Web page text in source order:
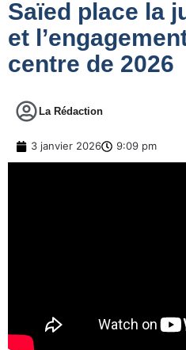
Saïed place la
et
centre de 2026
La Rédaction
3 janvier 2026 9:09 pm